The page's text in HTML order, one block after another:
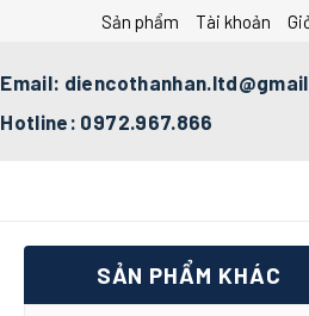
Sản phẩm Tài khoản
Email:
Hotline: 0972.967.866
SẢN PHẨM KHÁC